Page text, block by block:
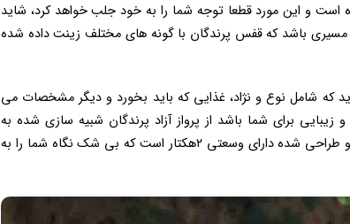
و این مورد قطعا توجه شما را به خود جلب خواهد کرد، شاید
مسیری باشد که قفس پرندگان با گونه های مختلف زینت داده شده
که شامل نوع و نژاد، غذایی که باید بخورد و دیگر مشخصات می
برای شما باشد از پرواز آزاد پرندگان شبیه سازی شده به
محیطی است مانند زیستگاه اصلی شان این مکان ساخته و طراحی شده دارای وسعتی ۲هکتار است که بی شک نگاه شما را به